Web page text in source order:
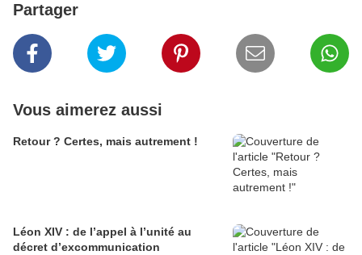
Partager
Vous aimerez aussi
Retour ? Certes, mais autrement !
Léon XIV : de l’appel à l’unité au
décret d’excommunication